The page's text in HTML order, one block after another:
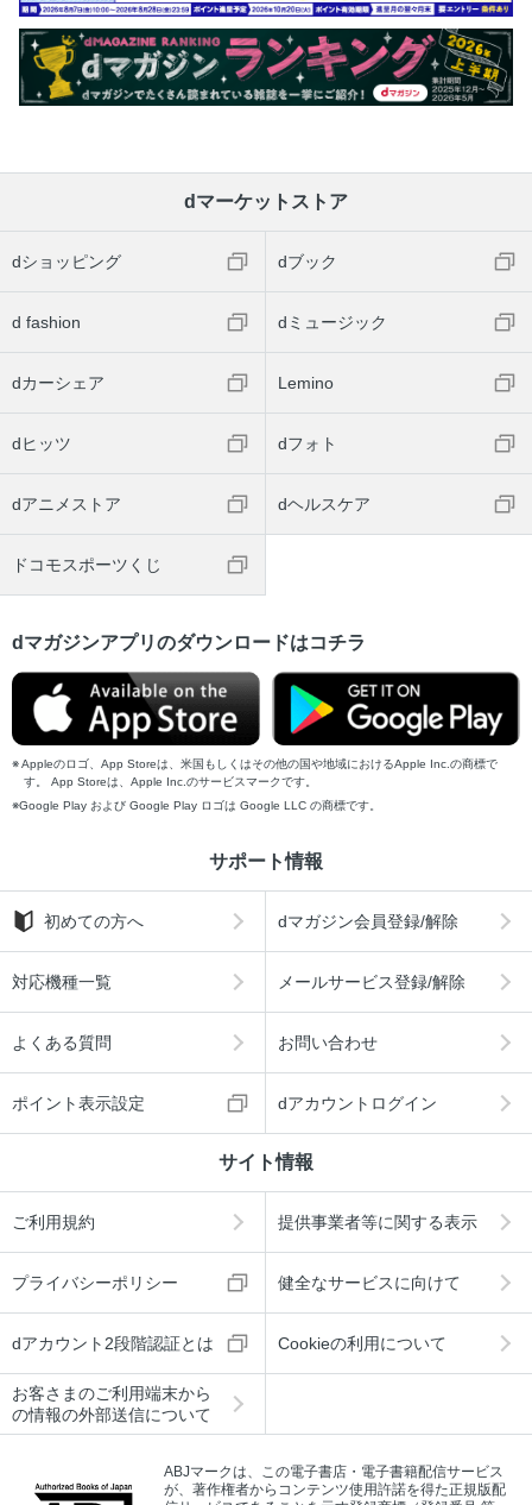
dマーケットストア
dショッピング dブック
d fashion dミュージック
dカーシェア Lemino
dヒッツ dフォト
dアニメストア dヘルスケア
ドコモスポーツくじ
dマガジンアプリのダウンロードはコチラ
Appleのロゴ、App Storeは、米国もしくはその他の国や地域におけるApple Inc.の商標で
す。 App Storeは、Apple Inc.のサービスマークです。
Google Play および Google Play ロゴは Google LLC の商標です。
サポート情報
初めての方へ dマガジン会員登録/解除
対応機種一覧 メールサービス登録/解除
よくある質問 お問い合わせ
ポイント表示設定 dアカウントログイン
サイト情報
ご利用規約 提供事業者等に関する表示
プライバシーポリシー 健全なサービスに向けて
dアカウント2段階認証とは Cookieの利用について
お客さまのご利用端末から
の情報の外部送信について
ABJマークは、この電子書店・電子書籍配信サービス
が、著作権者からコンテンツ使用許諾を得た正規版配